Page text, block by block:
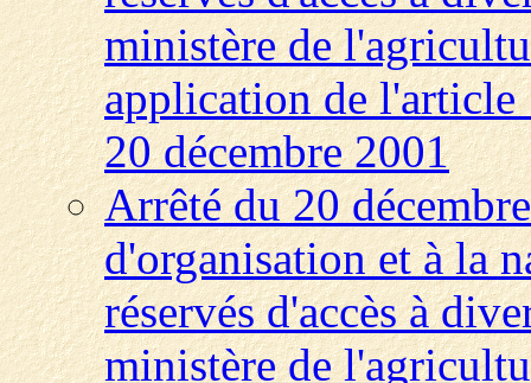
ministère de
application de l'article
20 décembre 2001
Arrêté du 20
d'organisation et à la
réservés d'accès à
ministère de